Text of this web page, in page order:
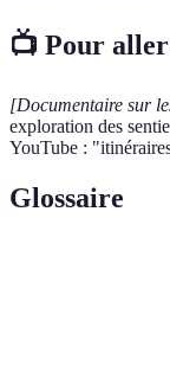
📺 Pour
[Documentaire sur
exploration des
YouTube :
Glossaire